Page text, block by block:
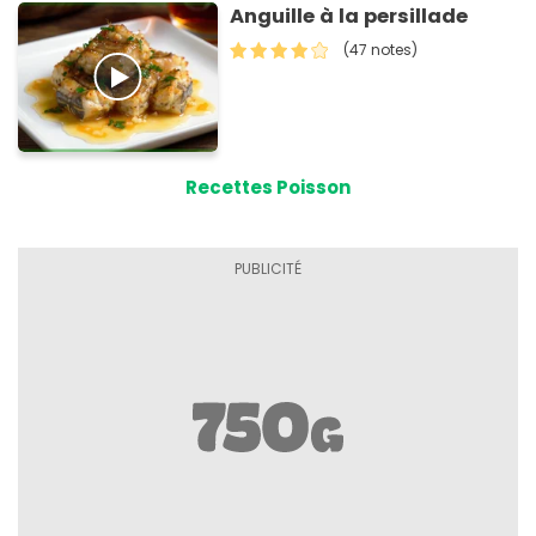
Anguille à la persillade
(47 notes)
Recettes Poisson